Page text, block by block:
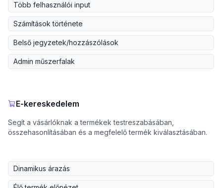
Több felhasználói input
Számítások története
Belső jegyzetek/hozzászólások
Admin műszerfalak
E-kereskedelem
Segít a vásárlóknak a termékek testreszabásában,
összehasonlításában és a megfelelő termék kiválasztásában.
Dinamikus árazás